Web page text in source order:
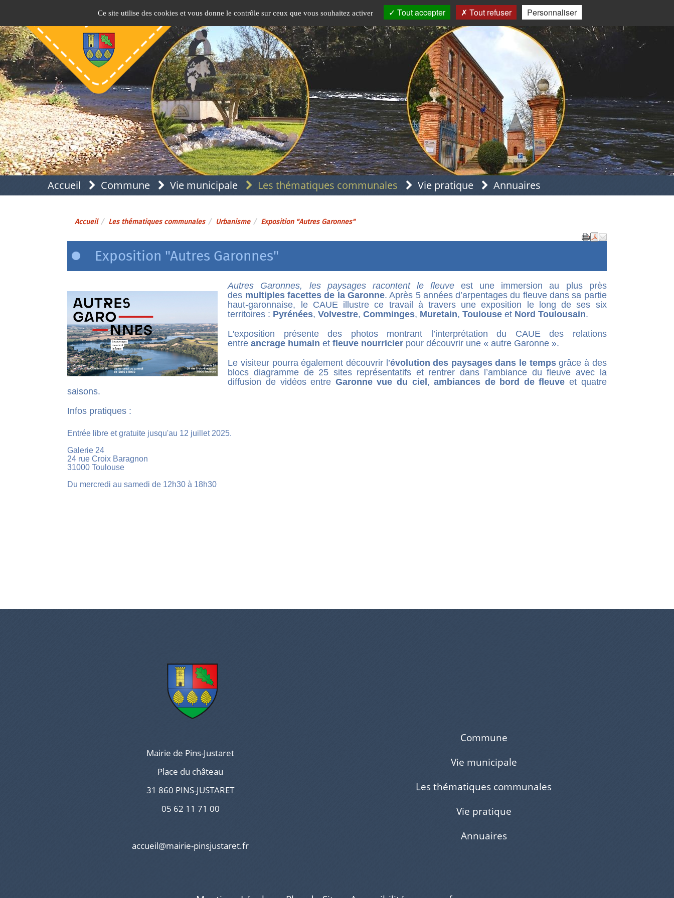
Accueil Commune Vie municipale Les thématiques communales Vie pratique Annuaires
Accueil Les thématiques communales Urbanisme Exposition "Autres Garonnes"
Exposition "Autres Garonnes"
Autres Garonnes, les paysages racontent le fleuveest une immersion au plus près
des multiples facettes de la Garonne. Après 5 années d’arpentages du fleuve dans sa partie
haut-garonnaise, le CAUE illustre ce travail à travers une exposition le long de ses six
territoires : Pyrénées,Volvestre,Comminges, Muretain,Toulouse et Nord Toulousain.
L'exposition présente des photos montrant l’interprétation du CAUE des relations
entreancrage humain etfleuve nourricier pour découvrir une « autre Garonne ».
Le visiteur pourra également découvrir l’évolution des paysages dans le tempsgrâce à des
blocs diagramme de 25 sites représentatifs et rentrer dans l’ambiance du fleuve avec la
diffusion de vidéos entre Garonne vue du ciel ,ambiances de bord de fleuve et quatre
saisons.
Infos pratiques :
Entrée libre et gratuite jusqu'au 12 juillet 2025.
Galerie 24
24 rue Croix Baragnon
31000 Toulouse
Du mercredi au samedi de 12h30 à 18h30
Mairie de Pins-Justaret
Place du château
31 860 PINS-JUSTARET
05 62 11 71 00
accueil@mairie-pinsjustaret.fr
Commune
Vie municipale
Les thématiques communales
Vie pratique
Annuaires
Ce site utilise des cookies et vous donne le contrôle sur ceux que vous souhaitez activer Tout accepter Tout refuser Personnaliser